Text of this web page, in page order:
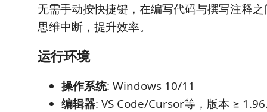
无需手动按快捷键，在编写代码与撰写注释
思维中断，提升效率。
运行环境
操作系统: Windows 10/11
编辑器: VS Code/Cursor等，版本 ≥